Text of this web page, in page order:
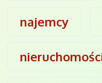
najemcy